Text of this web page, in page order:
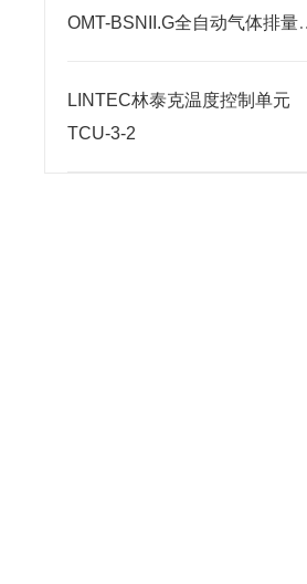
OMT-BSNII.G全自动气体排量
LINTEC林泰克温度控制单元
TCU-3-2